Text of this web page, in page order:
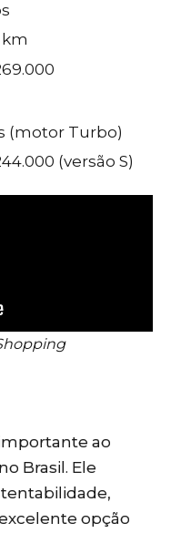
(motor Turbo)
(versão S)
ao
Brasil. Ele
opção